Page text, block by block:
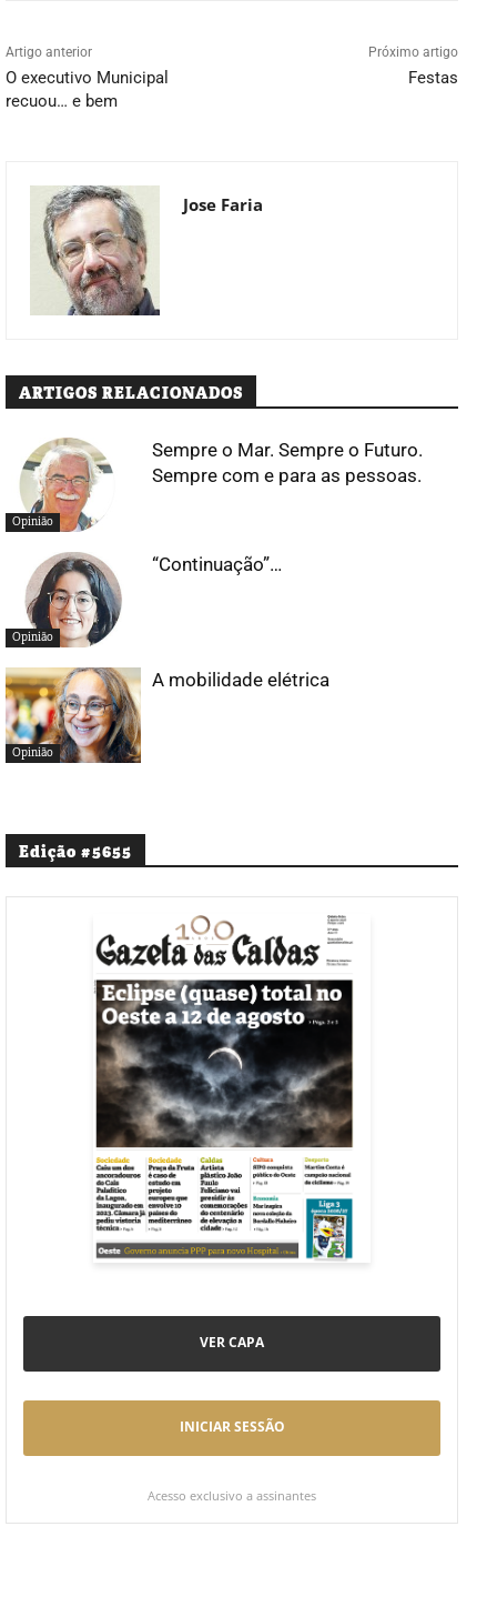
Artigo anterior
O executivo Municipal
recuou… e bem
Próximo artigo
Festas
Jose Faria
ARTIGOS RELACIONADOS
Opinião
Sempre o Mar. Sempre o Futuro.
Sempre com e para as pessoas.
Opinião
“Continuação”…
Opinião
A mobilidade elétrica
Edição #5655
VER CAPA
INICIAR SESSÃO
Acesso exclusivo a assinantes